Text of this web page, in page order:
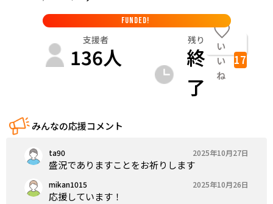
FUNDED!
支援者
136人
残り
終
了
い
い
ね
17
みんなの応援コメント
ta90 2025年10月27日
盛況でありますことをお祈りします
mikan1015 2025年10月26日
応援しています！